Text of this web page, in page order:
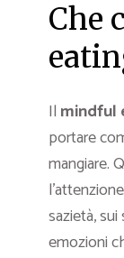
Che
Il mindful
portare
mangiare.
sazietà,
emozioni